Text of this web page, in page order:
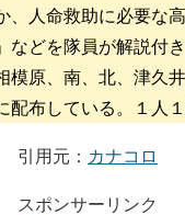
、人命救助に必要な
などを隊員が解説付
原、南、北、津久井
配布している。１人
引用元： カナコロ
スポンサーリンク